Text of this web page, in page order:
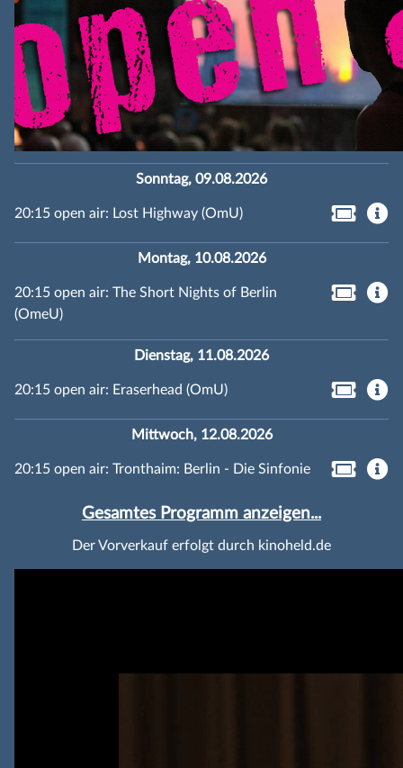
Sonntag, 09.08.2026
20:15 open air: Lost Highway (OmU)
Montag, 10.08.2026
20:15 open air: The Short Nights of Berlin
(OmeU)
Dienstag, 11.08.2026
20:15 open air: Eraserhead (OmU)
Mittwoch, 12.08.2026
20:15 open air: Tronthaim: Berlin - Die Sinfonie
Gesamtes Programm anzeigen...
Der Vorverkauf erfolgt durch kinoheld.de